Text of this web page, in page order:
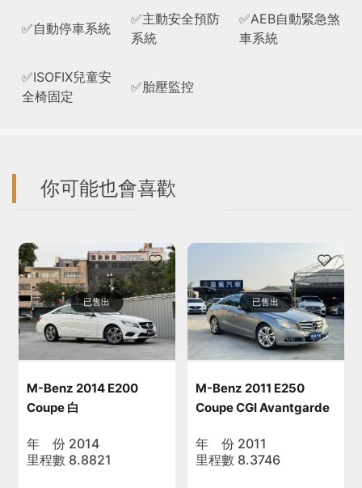
✅自動停車系統
✅主動安全預防
系統
✅AEB自動緊急煞
車系統
✅ISOFIX兒童安
全椅固定
✅胎壓監控
你可能也會喜歡
已售出
M-Benz 2014 E200
Coupe 白
年 份 2014
里程數 8.8821
已售出
M-Benz 2011 E250
Coupe CGI Avantgarde
年 份 2011
里程數 8.3746